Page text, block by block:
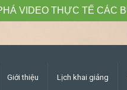
Giới thiệu Lịch khai giảng
VIDEO THỰC TẾ CÁC